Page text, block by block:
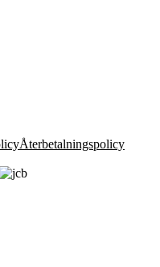
Återbetalningspolicy